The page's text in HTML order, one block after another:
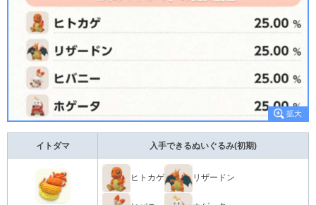
イトダマ 入手できるぬいぐるみ(初期)
ヒトカゲ リザードン